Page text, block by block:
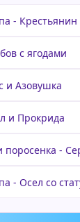
- Крестьянин
с ягодами
и Азовушка
и Прокрида
поросенка -
- Осел со